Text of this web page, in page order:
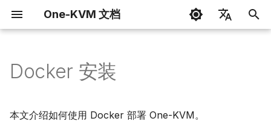
One-KVM 文档
前提条件
启动容器
引导页
KVM 控制台
网页终端
GOSTC 内网穿透
玩客云
玩客云 Pro /章鱼星球
开发指南
更新日志
开始
Docker 部署
网络 SSL 加密连接
H.264 音频
大容量存储驱动器
VNC 连接
HTTP API
Docker 安装
本文介绍如何使用 Docker 部署 One-KVM。